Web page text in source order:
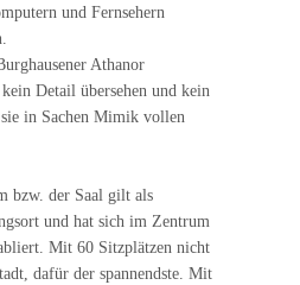
und Fernsehern
Athanor
Detail übersehen und kein
in Sachen Mimik vollen
bzw. der Saal gilt als
und hat sich im Zentrum
Mit 60 Sitzplätzen nicht
dafür der spannendste. Mit